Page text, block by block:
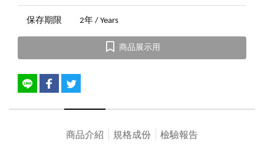
保存期限 2年 / Years
商品展示用
商品介紹 規格成份 檢驗報告